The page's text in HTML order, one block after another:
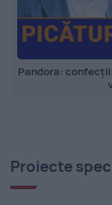
Pandora:
Proiecte